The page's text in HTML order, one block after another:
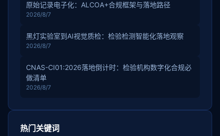
原始记录电子化：ALCOA+合规框架与落地路径
2026/8/7
黑灯实验室到AI视觉质检：检验检测智能化落地观察
2026/8/7
CNAS-CI01:2026落地倒计时：检验机构数字化合规必
做清单
2026/8/7
热门关键词